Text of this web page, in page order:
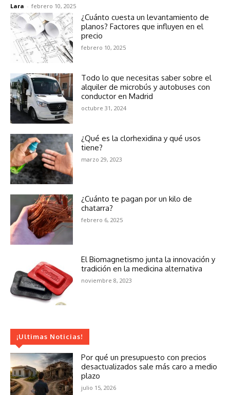
Lara - febrero 10, 2025
¿Cuánto cuesta un levantamiento de
planos? Factores que influyen en el
precio
febrero 10, 2025
Todo lo que necesitas saber sobre el
alquiler de microbús y autobuses con
conductor en Madrid
octubre 31, 2024
¿Qué es la clorhexidina y qué usos
tiene?
marzo 29, 2023
¿Cuánto te pagan por un kilo de
chatarra?
febrero 6, 2025
El Biomagnetismo junta la innovación y
tradición en la medicina alternativa
noviembre 8, 2023
¡Ultimas Noticias!
Por qué un presupuesto con precios
desactualizados sale más caro a medio
plazo
julio 15, 2026